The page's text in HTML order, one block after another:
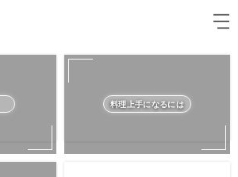
料理上手になるには